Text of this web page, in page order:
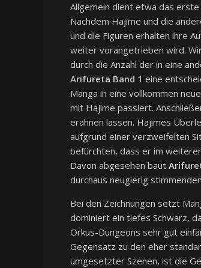
Allgemein dient etwa das
Nachdem Hajime und die
und die Figuren erhalten ihre
weiter vorangetrieben wird.
durch die Anzahl der in eine
Arifureta Band 1 eine
Manga in eine vollkommen
mit Hajime passiert.
erahnen lassen. Hajimes
aufgrund einer verzweifelten
befürchten, dass er im
Davon abgesehen baut
durchaus neugierig
Bei den Zeichnungen setzt
dominiert ein tiefes Schwarz,
Orkus-Dungeons sehr gut
Gegensatz zu den eher
umgesetzter Szenen, ist die